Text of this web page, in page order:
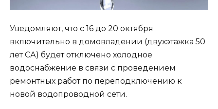
Уведомляют, что с 16 до 20 октября
включительно в домовладении (двухэтажка 50
лет СА) будет отключено холодное
водоснабжение в связи с проведением
ремонтных работ по переподключению к
новой водопроводной сети.